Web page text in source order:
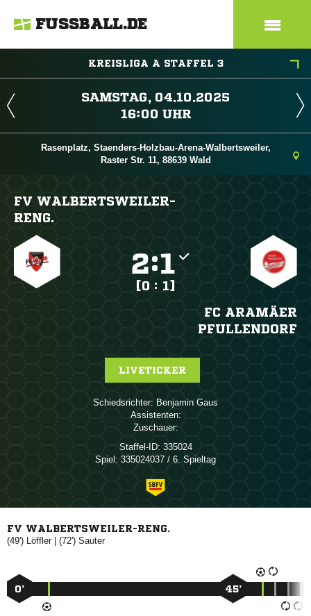
FUSSBALL.DE
KREISLIGA A STAFFEL 3
 
 
Rasenplatz, Staenders-Holzbau-Arena-Walbertsweiler,
Raster Str. 11, 88639 Wald
FV WALBERTSWEILER-
RENG.
:
[0 : 1]
FC ARAMÄER
PFULLENDORF
LIVETICKER
Schiedsrichter:  
Assistenten:
Zuschauer:
Staffel-ID: 335024
Spiel: 335024037 / 6. Spieltag
FV WALBERTSWEILER-RENG.
(49') | (72') 
0’ 45’